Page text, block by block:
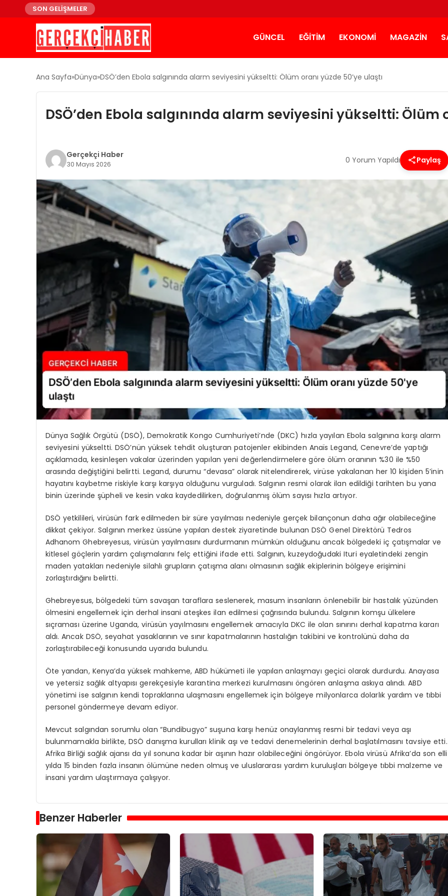
SON GELİŞMELER
GÜNCEL EĞITIM EKONOMI MAGAZIN
Ana Sayfa Dünya DSÖ’den Ebola salgınında alarm seviyesini yükseltti: Ölüm oranı yüzde 50’ye ulaştı
DSÖ’den Ebola salgınında alarm seviyesini yükseltti: Ölüm
Gerçekçi Haber
30 Mayıs 2026 0 Yorum Yapıldı Paylaş
Dünya Sağlık Örgütü (DSÖ), Demokratik Kongo Cumhuriyeti’nde (DKC) hızla yayılan Ebola salgınına karşı alarm
seviyesini yükseltti. DSÖ’nün yüksek tehdit oluşturan patojenler ekibinden Anaïs Legand, Cenevre’de yaptığı
açıklamada, kesinleşen vakalar üzerinden yapılan yeni değerlendirmelere göre ölüm oranının %30 ile %50
arasında değiştiğini belirtti. Legand, durumu “devasa” olarak nitelendirerek, virüse yakalanan her 10 kişiden 5’inin
hayatını kaybetme riskiyle karşı karşıya olduğunu vurguladı. Salgının resmi olarak ilan edildiği tarihten bu yana
binin üzerinde şüpheli ve kesin vaka kaydedilirken, doğrulanmış ölüm sayısı hızla artıyor.
DSÖ yetkilileri, virüsün fark edilmeden bir süre yayılması nedeniyle gerçek bilançonun daha ağır olabileceğine
dikkat çekiyor. Salgının merkez üssüne yapılan destek ziyaretinde bulunan DSÖ Genel Direktörü Tedros
Adhanom Ghebreyesus, virüsün yayılmasını durdurmanın mümkün olduğunu ancak bölgedeki iç çatışmalar ve
kitlesel göçlerin yardım çalışmalarını felç ettiğini ifade etti. Salgının, kuzeydoğudaki Ituri eyaletindeki zengin
maden yatakları nedeniyle silahlı grupların çatışma alanı olmasının sağlık ekiplerinin bölgeye erişimini
zorlaştırdığını belirtti.
Ghebreyesus, bölgedeki tüm savaşan taraflara seslenerek, masum insanların önlenebilir bir hastalık yüzünden
ölmesini engellemek için derhal insani ateşkes ilan edilmesi çağrısında bulundu. Salgının komşu ülkelere
sıçraması üzerine Uganda, virüsün yayılmasını engellemek amacıyla DKC ile olan sınırını derhal kapatma kararı
aldı. Ancak DSÖ, seyahat yasaklarının ve sınır kapatmalarının hastalığın takibini ve kontrolünü daha da
zorlaştırabileceği konusunda uyarıda bulundu.
Öte yandan, Kenya’da yüksek mahkeme, ABD hükümeti ile yapılan anlaşmayı geçici olarak durdurdu. Anayasa
ve yetersiz sağlık altyapısı gerekçesiyle karantina merkezi kurulmasını öngören anlaşma askıya alındı. ABD
yönetimi ise salgının kendi topraklarına ulaşmasını engellemek için bölgeye milyonlarca dolarlık yardım ve tıbbi
personel göndermeye devam ediyor.
Mevcut salgından sorumlu olan “Bundibugyo” suşuna karşı henüz onaylanmış resmi bir tedavi veya aşı
bulunmamakla birlikte, DSÖ danışma kurulları klinik aşı ve tedavi denemelerinin derhal başlatılmasını tavsiye etti.
Afrika Birliği sağlık ajansı da yıl sonuna kadar bir aşının hazır olabileceğini öngörüyor. Ebola virüsü Afrika’da son elli
yılda 15 binden fazla insanın ölümüne neden olmuş ve uluslararası yardım kuruluşları bölgeye tıbbi malzeme ve
insani yardım ulaştırmaya çalışıyor.
Benzer Haberler